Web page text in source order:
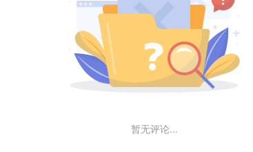
暂无评论...